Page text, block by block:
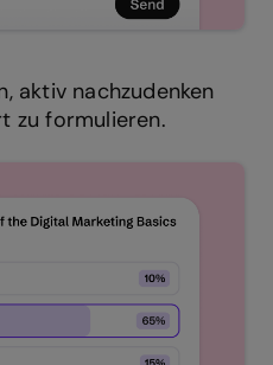
aktiv nachzudenken
zu formulieren.